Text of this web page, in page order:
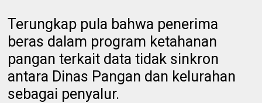
Terungkap pula bahwa penerima
beras dalam program ketahanan
pangan terkait data tidak sinkron
antara Dinas Pangan dan kelurahan
sebagai penyalur.